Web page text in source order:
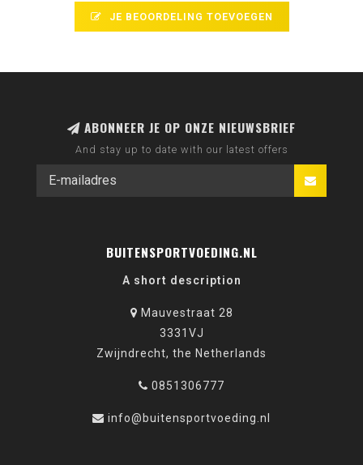
JE BEOORDELING TOEVOEGEN
ABONNEER JE OP ONZE NIEUWSBRIEF
And stay up to date with our latest offers
BUITENSPORTVOEDING.NL
A short description
Mauvestraat 28
3331VJ
Zwijndrecht, the Netherlands
0851306777
info@buitensportvoeding.nl